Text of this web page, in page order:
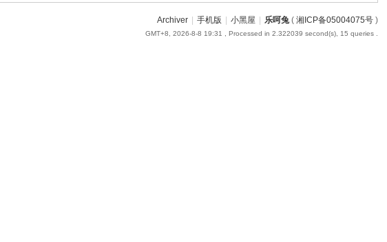
Archiver 手机版 小黑屋 乐呵兔( 湘ICP备05004075号)
GMT+8, 2026-8-8 19:31 , Processed in 2.322039 second(s), 15 queries .